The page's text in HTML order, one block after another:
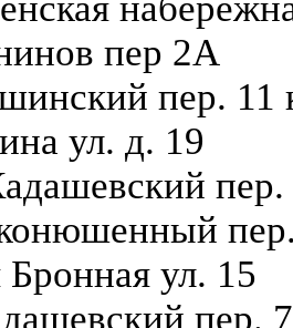
пер 2А
пер. 11
ул. д. 19
пер.
ул. 15
пер.